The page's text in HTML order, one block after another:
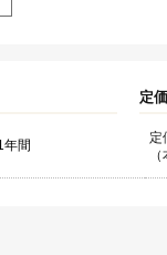
定価
年間 定